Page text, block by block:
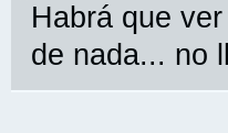
Habrá que
de nada... no